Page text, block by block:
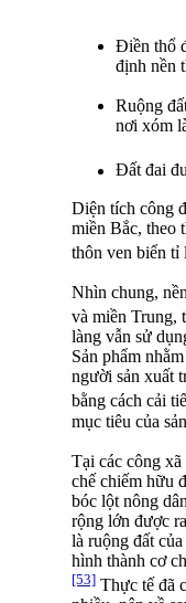
Điền thổ
định nền
Ruộng
nơi xóm
Đất đai
Diện tích công
miền Bắc, theo
thôn ven biển tỉ
Nhìn chung,
và miền Trung,
làng vẫn sử
Sản phẩm
người sản xuất
bằng cách cải
mục tiêu của
Tại các công
chế chiếm hữu
bóc lột nông
rộng lớn được
là ruộng đất
hình thành cơ
[53] Thực tế đã